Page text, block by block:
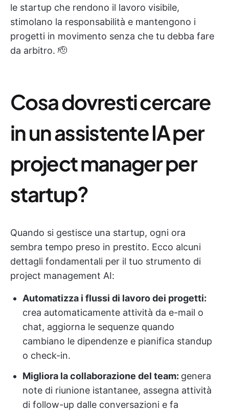
le startup che rendono il lavoro visibile,
stimolano la responsabilità e mantengono i
progetti in movimento senza che tu debba fare
da arbitro. 🫡
Cosa dovresti cercare
in un assistente IA per
project manager per
startup?
Quando si gestisce una startup, ogni ora
sembra tempo preso in prestito. Ecco alcuni
dettagli fondamentali per il tuo strumento di
project management AI:
Automatizza i flussi di lavoro dei progetti:
crea automaticamente attività da e-mail o
chat, aggiorna le sequenze quando
cambiano le dipendenze e pianifica standup
o check-in.
Migliora la collaborazione del team: genera
note di riunione istantanee, assegna attività
di follow-up dalle conversazioni e fa